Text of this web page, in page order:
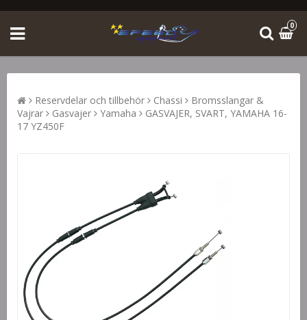
0
Reservdelar och tillbehör Chassi
Bromsslangar &
Vajrar
Gasvajer Yamaha
GASVAJER, SVART, YAMAHA 16-
17 YZ450F